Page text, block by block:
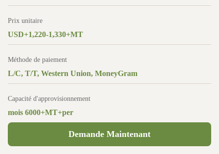
Prix unitaire
USD+1,220-1,330+MT
Méthode de paiement
L/C, T/T, Western Union, MoneyGram
Capacité d'approvisionnement
mois 6000+MT+per
Demande Maintenant